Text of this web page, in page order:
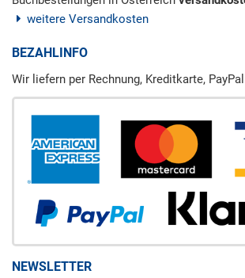
weitere Versandkosten
BEZAHLINFO
Wir liefern per Rechnung, Kreditkarte,
NEWSLETTER